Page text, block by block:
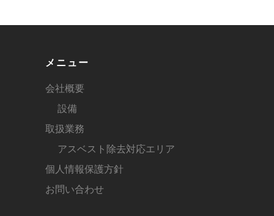
メニュー
会社概要
設備
取扱業務
アスベスト除去対応エリア
個人情報保護方針
お問い合わせ